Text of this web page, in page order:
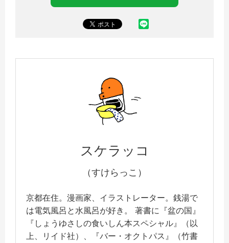
スケラッコ
（すけらっこ）
京都在住。漫画家、イラストレーター。銭湯で
は電気風呂と水風呂が好き。 著書に『盆の国』
『しょうゆさしの食いしん本スペシャル』（以
上、リイド社）、『バー・オクトパス』（竹書